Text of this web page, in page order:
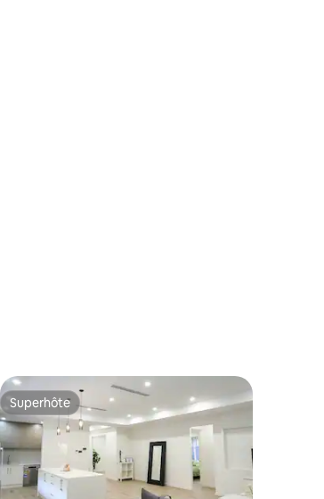
Superhôte
Superhôte